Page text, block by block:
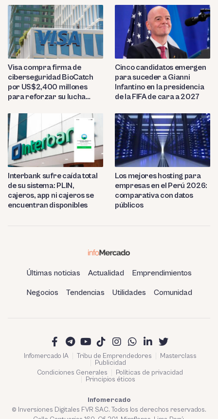
Visa compra firma de
ciberseguridad BioCatch
por US$2,400 millones
para reforzar su lucha
Cinco candidatos emergen
para suceder a Gianni
Infantino en la presidencia
de la FIFA de cara a 2027
Interbank sufre caída total
de su sistema: PLIN,
cajeros, app ni cajeros se
encuentran disponibles
Los mejores hosting para
empresas en el Perú 2026:
comparativa con datos
públicos
Últimas noticias Actualidad Emprendimientos
Negocios Tendencias Utilidades Comunidad
Infomercado IA Tribu de Emprendedores
Masterclass
Publicidad
Condiciones Generales
Políticas de privacidad
Principios éticos
Infomercado
© Inversiones Digitales FVR SAC. Todos los derechos reservados.